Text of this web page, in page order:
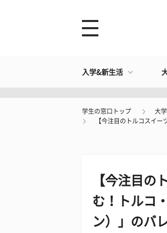
入学&新生活
学生の窓口トップ 大
【今注目のトルコスイ
【今注目の
む！トルコ
ン）」のバ